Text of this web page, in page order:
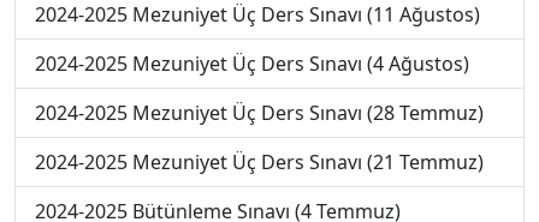
2024-2025 Mezuniyet Üç Ders Sınavı (11 Ağustos)
2024-2025 Mezuniyet Üç Ders Sınavı (4 Ağustos)
2024-2025 Mezuniyet Üç Ders Sınavı (28 Temmuz)
2024-2025 Mezuniyet Üç Ders Sınavı (21 Temmuz)
2024-2025 Bütünleme Sınavı (4 Temmuz)